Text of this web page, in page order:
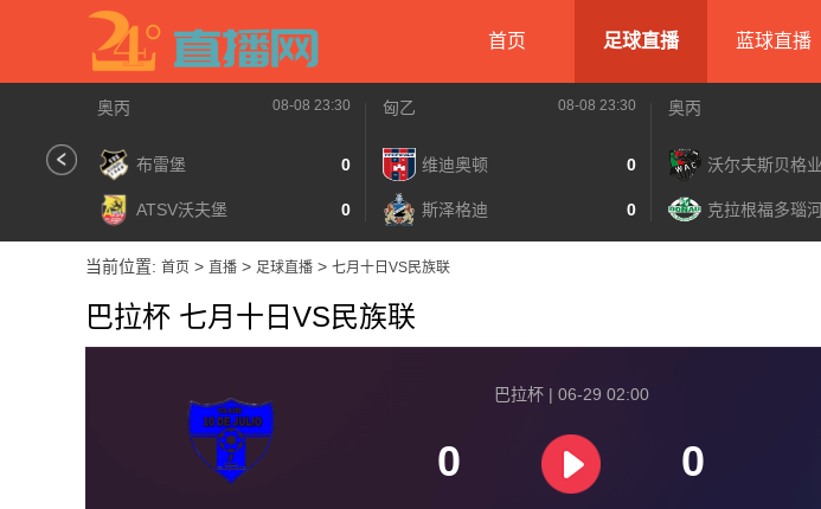
首页 足球直播 蓝球直播
奥丙 08-08 23:30
布雷堡 0
ATSV沃夫堡 0
匈乙 08-08 23:30
维迪奥顿 0
斯泽格迪 0
奥丙
沃尔夫斯贝格
克拉根福多瑙
当前位置: 首页 > 直播 > 足球直播 > 七月十日VS民族联
巴拉杯 七月十日VS民族联
巴拉杯 | 06-29 02:00
0 0